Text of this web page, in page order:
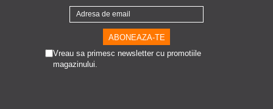
Vreau sa primesc newsletter cu promotiile
magazinului.